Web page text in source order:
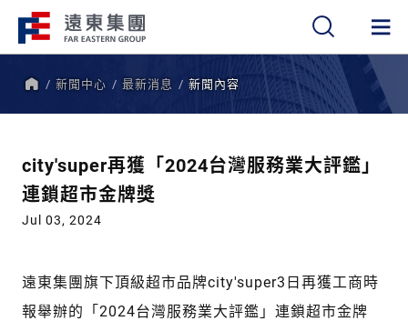
新聞中心 最新消息 新聞內容
city'super再獲「2024台灣服務業大評鑑」
連鎖超市金牌獎
Jul 03, 2024
遠東集團旗下頂級超市品牌city'super3日再獲工商時
報舉辦的「2024台灣服務業大評鑑」連鎖超市金牌